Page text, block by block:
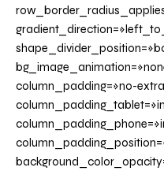
column_padding=»no-